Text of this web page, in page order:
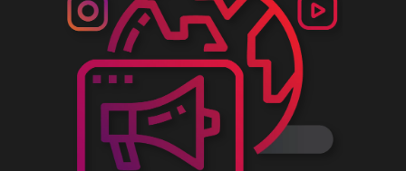
Google Ads
Facebook Ads
Desarrollo Web
Automatización
Email marketing